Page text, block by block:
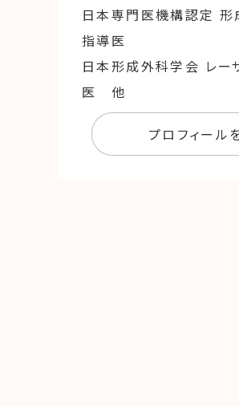
日本専門医機構認定 形
指導医
日本形成外科学会 レー
医 他
プロフィール